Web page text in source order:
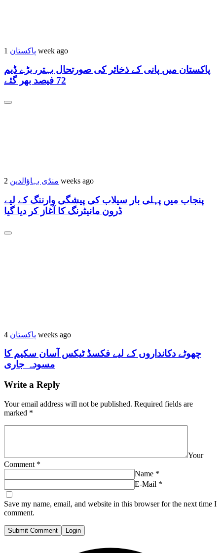
پاکستان 1 week ago
پاکستان میں پانی کے ذخائر کی صورتحال بہتر، بڑے ڈیم
72 فیصد بھر گئے
منڈی بہاؤالدین 2 weeks ago
پنجاب میں پہلی بار سیلاب کی پیشگی وارننگ کے لیے
ڈرون مانیٹرنگ کا آغاز کر دیا گیا
پاکستان 4 weeks ago
چھوٹے دکانداروں کے لیے فکسڈ ٹیکس آسان سکیم کا
مسودہ جاری
Write a Reply
Your email address will not be published. Required fields are
marked *
Your
Comment *
Name *
E-Mail *
Save my name, email, and website in this browser for the next time I
comment.
Submit Comment Login